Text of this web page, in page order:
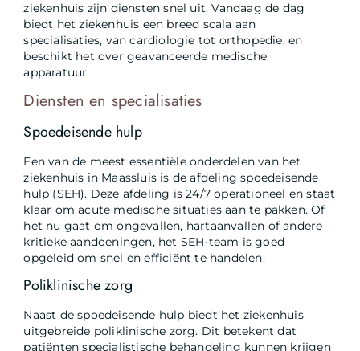
ziekenhuis zijn diensten snel uit. Vandaag de dag
biedt het ziekenhuis een breed scala aan
specialisaties, van cardiologie tot orthopedie, en
beschikt het over geavanceerde medische
apparatuur.
Diensten en specialisaties
Spoedeisende hulp
Een van de meest essentiële onderdelen van het
ziekenhuis in Maassluis is de afdeling spoedeisende
hulp (SEH). Deze afdeling is 24/7 operationeel en staat
klaar om acute medische situaties aan te pakken. Of
het nu gaat om ongevallen, hartaanvallen of andere
kritieke aandoeningen, het SEH-team is goed
opgeleid om snel en efficiënt te handelen.
Poliklinische zorg
Naast de spoedeisende hulp biedt het ziekenhuis
uitgebreide poliklinische zorg. Dit betekent dat
patiënten specialistische behandeling kunnen krijgen